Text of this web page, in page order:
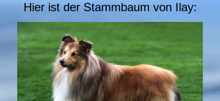
Hier ist der Stammbaum von Ilay: